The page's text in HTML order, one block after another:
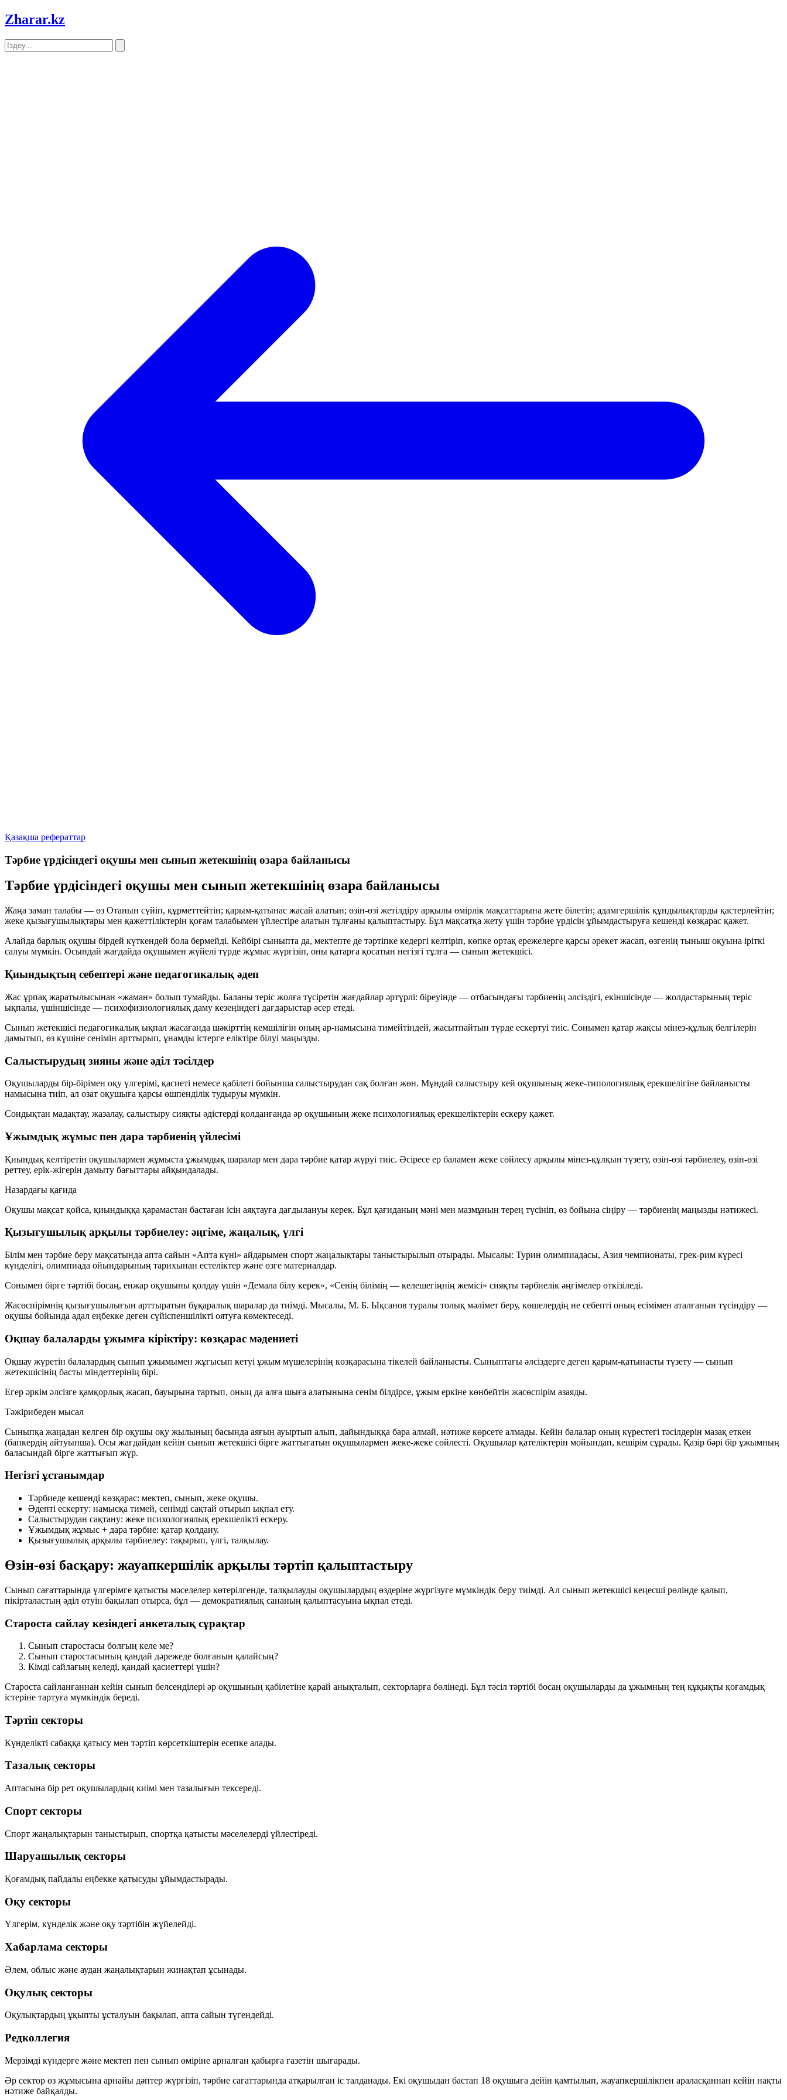
Zharar.kz
Қазақша рефераттар
Тәрбие үрдісіндегі оқушы мен сынып жетекшінің өзара байланысы
Тәрбие үрдісіндегі оқушы мен сынып жетекшінің өзара байланысы
Жаңа заман талабы — өз Отанын сүйіп, құрметтейтін; қарым-қатынас жасай алатын; өзін-өзі жетілдіру арқылы өмірлік мақсаттарына жете білетін; адамгершілік құндылықтарды қастерлейтін;
жеке қызығушылықтары мен қажеттіліктерін қоғам талабымен үйлестіре алатын тұлғаны қалыптастыру. Бұл мақсатқа жету үшін тәрбие үрдісін ұйымдастыруға кешенді көзқарас қажет.
Алайда барлық оқушы бірдей күткендей бола бермейді. Кейбірі сыныпта да, мектепте де тәртіпке кедергі келтіріп, көпке ортақ ережелерге қарсы әрекет жасап, өзгенің тыныш оқуына іріткі
салуы мүмкін. Осындай жағдайда оқушымен жүйелі түрде жұмыс жүргізіп, оны қатарға қосатын негізгі тұлға — сынып жетекшісі.
Қиындықтың себептері және педагогикалық әдеп
Жас ұрпақ жаратылысынан «жаман» болып тумайды. Баланы теріс жолға түсіретін жағдайлар әртүрлі: біреуінде — отбасындағы тәрбиенің әлсіздігі, екіншісінде — жолдастарының теріс
ықпалы, үшіншісінде — психофизиологиялық даму кезеңіндегі дағдарыстар әсер етеді.
Сынып жетекшісі педагогикалық ықпал жасағанда шәкірттің кемшілігін оның ар-намысына тимейтіндей, жасытпайтын түрде ескертуі тиіс. Сонымен қатар жақсы мінез-құлық белгілерін
дамытып, өз күшіне сенімін арттырып, ұнамды істерге еліктіре білуі маңызды.
Салыстырудың зияны және әділ тәсілдер
Оқушыларды бір-бірімен оқу үлгерімі, қасиеті немесе қабілеті бойынша салыстырудан сақ болған жөн. Мұндай салыстыру кей оқушының жеке-типологиялық ерекшелігіне байланысты
намысына тиіп, ал озат оқушыға қарсы өшпенділік тудыруы мүмкін.
Сондықтан мадақтау, жазалау, салыстыру сияқты әдістерді қолданғанда әр оқушының жеке психологиялық ерекшеліктерін ескеру қажет.
Ұжымдық жұмыс пен дара тәрбиенің үйлесімі
Қиындық келтіретін оқушылармен жұмыста ұжымдық шаралар мен дара тәрбие қатар жүруі тиіс. Әсіресе ер баламен жеке сөйлесу арқылы мінез-құлқын түзету, өзін-өзі тәрбиелеу, өзін-өзі
реттеу, ерік-жігерін дамыту бағыттары айқындалады.
Назардағы қағида
Оқушы мақсат қойса, қиындыққа қарамастан бастаған ісін аяқтауға дағдылануы керек. Бұл қағиданың мәні мен мазмұнын терең түсініп, өз бойына сіңіру — тәрбиенің маңызды нәтижесі.
Қызығушылық арқылы тәрбиелеу: әңгіме, жаңалық, үлгі
Білім мен тәрбие беру мақсатында апта сайын «Апта күні» айдарымен спорт жаңалықтары таныстырылып отырады. Мысалы: Турин олимпиадасы, Азия чемпионаты, грек-рим күресі
күнделігі, олимпиада ойындарының тарихынан естеліктер және өзге материалдар.
Сонымен бірге тәртібі босаң, енжар оқушыны қолдау үшін «Демала білу керек», «Сенің білімің — келешегіңнің жемісі» сияқты тәрбиелік әңгімелер өткізіледі.
Жасөспірімнің қызығушылығын арттыратын бұқаралық шаралар да тиімді. Мысалы, М. Б. Ықсанов туралы толық мәлімет беру, көшелердің не себепті оның есімімен аталғанын түсіндіру —
оқушы бойында адал еңбекке деген сүйіспеншілікті оятуға көмектеседі.
Оқшау балаларды ұжымға кіріктіру: көзқарас мәдениеті
Оқшау жүретін балалардың сынып ұжымымен жұғысып кетуі ұжым мүшелерінің көзқарасына тікелей байланысты. Сыныптағы әлсіздерге деген қарым-қатынасты түзету — сынып
жетекшісінің басты міндеттерінің бірі.
Егер әркім әлсізге қамқорлық жасап, бауырына тартып, оның да алға шыға алатынына сенім білдірсе, ұжым еркіне көнбейтін жасөспірім азаяды.
Тәжірибеден мысал
Сыныпқа жаңадан келген бір оқушы оқу жылының басында аяғын ауыртып алып, дайындыққа бара алмай, нәтиже көрсете алмады. Кейін балалар оның күрестегі тәсілдерін мазақ еткен
(бапкердің айтуынша). Осы жағдайдан кейін сынып жетекшісі бірге жаттығатын оқушылармен жеке-жеке сөйлесті. Оқушылар қателіктерін мойындап, кешірім сұрады. Қазір бәрі бір ұжымның
баласындай бірге жаттығып жүр.
Негізгі ұстанымдар
Тәрбиеде кешенді көзқарас: мектеп, сынып, жеке оқушы.
Әдепті ескерту: намысқа тимей, сенімді сақтай отырып ықпал ету.
Салыстырудан сақтану: жеке психологиялық ерекшелікті ескеру.
Ұжымдық жұмыс + дара тәрбие: қатар қолдану.
Қызығушылық арқылы тәрбиелеу: тақырып, үлгі, талқылау.
Өзін-өзі басқару: жауапкершілік арқылы тәртіп қалыптастыру
Сынып сағаттарында үлгерімге қатысты мәселелер көтерілгенде, талқылауды оқушылардың өздеріне жүргізуге мүмкіндік беру тиімді. Ал сынып жетекшісі кеңесші рөлінде қалып,
пікірталастың әділ өтуін бақылап отырса, бұл — демократиялық сананың қалыптасуына ықпал етеді.
Староста сайлау кезіндегі анкеталық сұрақтар
Сынып старостасы болғың келе ме?
Сынып старостасының қандай дәрежеде болғанын қалайсың?
Кімді сайлағың келеді, қандай қасиеттері үшін?
Староста сайланғаннан кейін сынып белсенділері әр оқушының қабілетіне қарай анықталып, секторларға бөлінеді. Бұл тәсіл тәртібі босаң оқушыларды да ұжымның тең құқықты қоғамдық
істеріне тартуға мүмкіндік береді.
Тәртіп секторы
Күнделікті сабаққа қатысу мен тәртіп көрсеткіштерін есепке алады.
Тазалық секторы
Аптасына бір рет оқушылардың киімі мен тазалығын тексереді.
Спорт секторы
Спорт жаңалықтарын таныстырып, спортқа қатысты мәселелерді үйлестіреді.
Шаруашылық секторы
Қоғамдық пайдалы еңбекке қатысуды ұйымдастырады.
Оқу секторы
Үлгерім, күнделік және оқу тәртібін жүйелейді.
Хабарлама секторы
Әлем, облыс және аудан жаңалықтарын жинақтап ұсынады.
Оқулық секторы
Оқулықтардың ұқыпты ұсталуын бақылап, апта сайын түгендейді.
Редколлегия
Мерзімді күндерге және мектеп пен сынып өміріне арналған қабырға газетін шығарады.
Әр сектор өз жұмысына арнайы дәптер жүргізіп, тәрбие сағаттарында атқарылған іс талданады. Екі оқушыдан бастап 18 оқушыға дейін қамтылып, жауапкершілікпен араласқаннан кейін нақты
нәтиже байқалды.